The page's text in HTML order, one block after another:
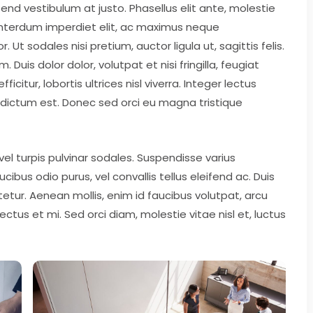
vestibulum at justo. Phasellus elit ante, molestie
imperdiet elit, ac maximus neque
Ut sodales nisi pretium, auctor ligula ut, sagittis felis.
Duis dolor dolor, volutpat et nisi fringilla, feugiat
lobortis ultrices nisl viverra. Integer lectus
est. Donec sed orci eu magna tristique
turpis pulvinar sodales. Suspendisse varius
odio purus, vel convallis tellus eleifend ac. Duis
Aenean mollis, enim id faucibus volutpat, arcu
et mi. Sed orci diam, molestie vitae nisl et, luctus